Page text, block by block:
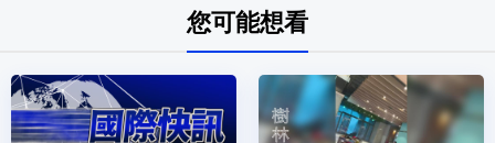
您可能想看